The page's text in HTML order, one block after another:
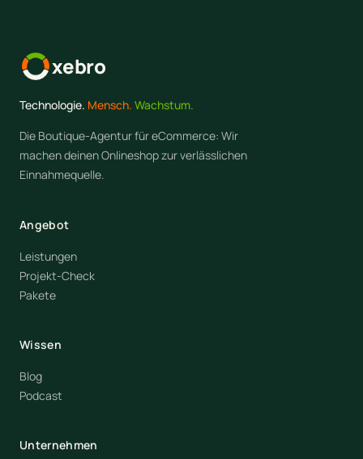
xebro
Technologie. Mensch. Wachstum.
Die Boutique-Agentur für eCommerce: Wir
machen deinen Onlineshop zur verlässlichen
Einnahmequelle.
Angebot
Leistungen
Projekt-Check
Pakete
Wissen
Blog
Podcast
Unternehmen